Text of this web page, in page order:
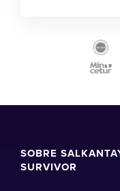
SOBRE
SURVIVOR